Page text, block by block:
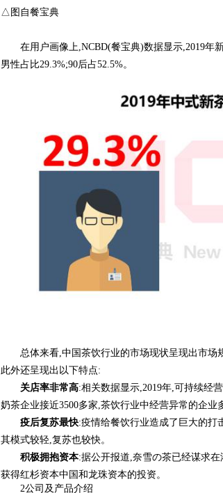
△图自餐宝典
在用户画像上,NCBD(餐宝典)数据显示,2019年
男性占比29.3%;90后占52.5%。
总体来看,中国茶饮行业的市场现状呈现出市
此外还呈现出以下特点:
关店率非常高:相关数据显示,2019年,可持续经
奶茶企业接近3500多家,茶饮行业中经营异常的企业
疫后复苏最快:疫情给餐饮行业造成了巨大的打
其模式较轻,复苏也较快。
积极拥抱资本:据公开报道,奈雪の茶已经谋求
获得红杉资本中国和龙珠资本的投资。
2公司及产品介绍